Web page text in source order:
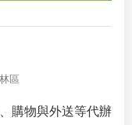
區
購物與外送等代辦